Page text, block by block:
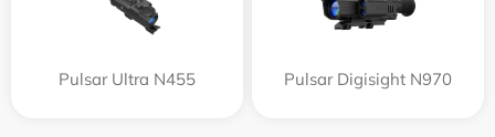
Pulsar Ultra N455 Pulsar Digisight N970